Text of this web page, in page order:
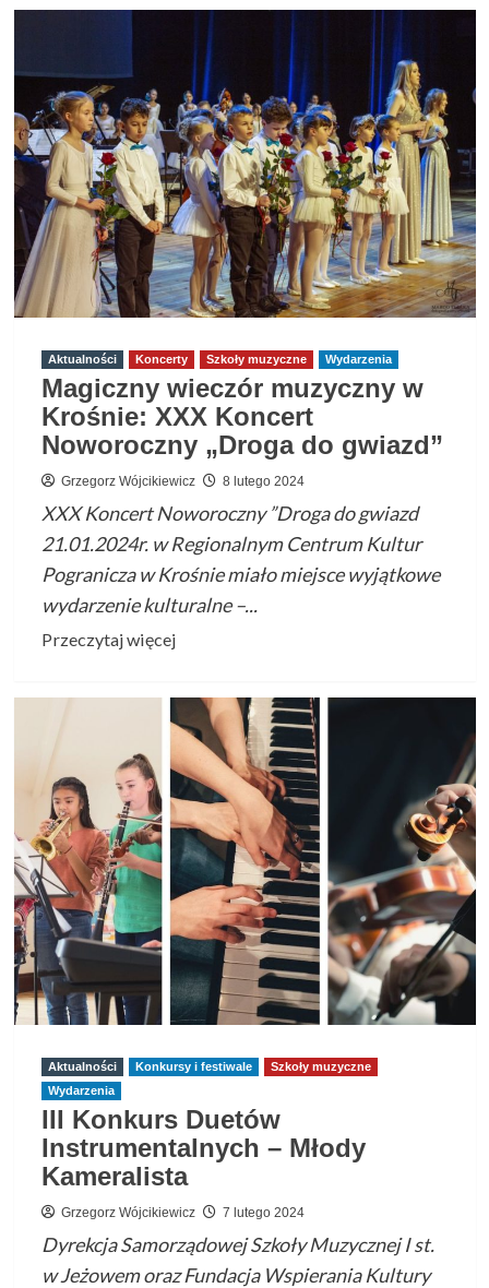
o
Koncert
tańca
„Na
ludowo…”
Aktualności Koncerty Szkoły muzyczne Wydarzenia
Magiczny wieczór muzyczny w
Krośnie: XXX Koncert
Noworoczny „Droga do gwiazd”
Grzegorz Wójcikiewicz 8 lutego 2024
XXX Koncert Noworoczny ”Droga do gwiazd
21.01.2024r. w Regionalnym Centrum Kultur
Pogranicza w Krośnie miało miejsce wyjątkowe
wydarzenie kulturalne –...
Przeczytaj więcejPrzeczytaj
o
Magiczny
wieczór
muzyczny
w
Krośnie:
XXX
Koncert
Noworoczny
„Droga
gwiazd”
Aktualności Konkursy i festiwale
Szkoły muzyczne
Wydarzenia
III Konkurs Duetów
Instrumentalnych – Młody
Kameralista
Grzegorz Wójcikiewicz 7 lutego 2024
Dyrekcja Samorządowej Szkoły Muzycznej I st.
w Jeżowem oraz Fundacja Wspierania Kultury